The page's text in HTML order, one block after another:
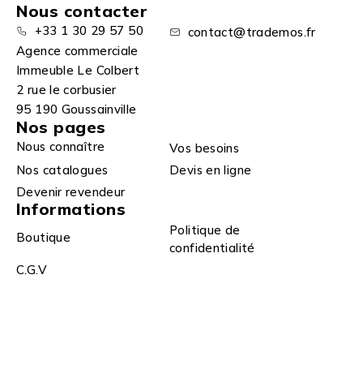
Nous contacter
+33 1 30 29 57 50
contact@trademos.fr
Agence commerciale
Immeuble Le Colbert
2 rue le corbusier
95 190 Goussainville
Nos pages
Nous connaître
Vos besoins
Nos catalogues
Devis en ligne
Devenir revendeur
Informations
Boutique
Politique de
confidentialité
C.G.V